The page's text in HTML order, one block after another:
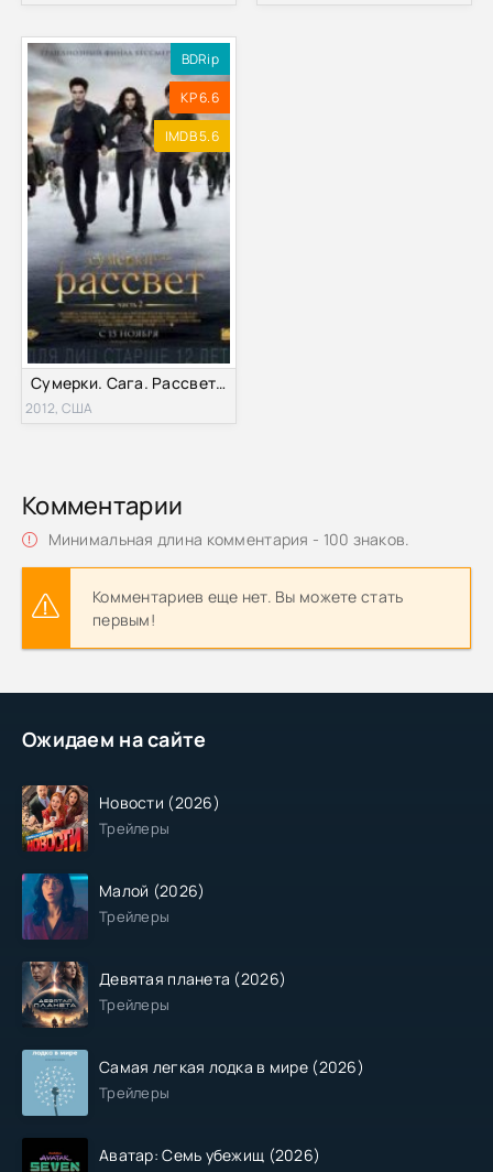
Ожидаем на сайте
Новости (2026)
Трейлеры
Малой (2026)
Трейлеры
Девятая планета (2026)
Трейлеры
Самая легкая лодка в мире (2026)
Трейлеры
Аватар: Семь убежищ (2026)
BDRip
KP 6.6
IMDB 5.6
Сумерки. Сага. Рассвет: Часть 2 (2012)
2012, США
Комментарии
Минимальная длина комментария - 100 знаков.
Комментариев еще нет. Вы можете стать
первым!